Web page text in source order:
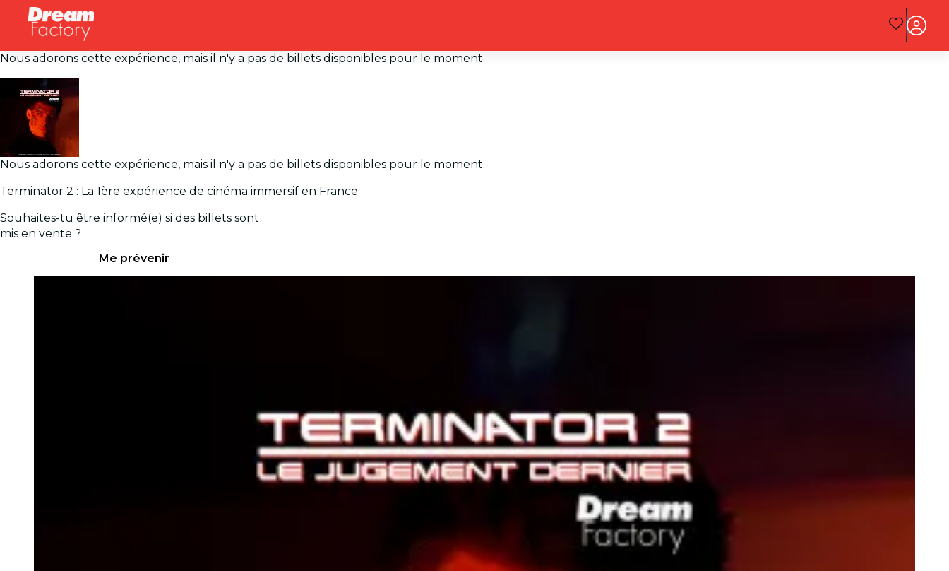
Nous adorons cette expérience, mais il n'y a pas de billets disponibles pour le moment.
Nous adorons cette expérience, mais il n'y a pas de billets disponibles pour le moment.
Terminator 2 : La 1ère expérience de cinéma immersif en France
Souhaites-tu être informé(e) si des billets sont
mis en vente ?
Me prévenir